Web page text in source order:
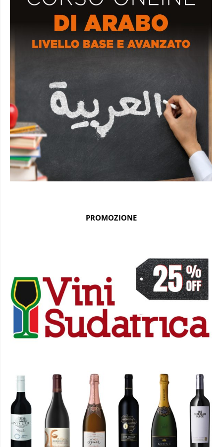
PROMOZIONE